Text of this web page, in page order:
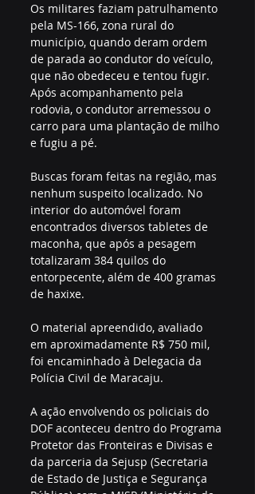
Os militares faziam patrulhamento
pela MS-166, zona rural do
município, quando deram ordem
de parada ao condutor do veículo,
que não obedeceu e tentou fugir.
Após acompanhamento pela
rodovia, o condutor arremessou o
carro para uma plantação de milho
e fugiu a pé.
Buscas foram feitas na região, mas
nenhum suspeito localizado. No
interior do automóvel foram
encontrados diversos tabletes de
maconha, que após a pesagem
totalizaram 384 quilos do
entorpecente, além de 400 gramas
de haxixe.
O material apreendido, avaliado
em aproximadamente R$ 750 mil,
foi encaminhado à Delegacia da
Polícia Civil de Maracaju.
A ação envolvendo os policiais do
DOF aconteceu dentro do Programa
Protetor das Fronteiras e Divisas e
da parceria da Sejusp (Secretaria
de Estado de Justiça e Segurança